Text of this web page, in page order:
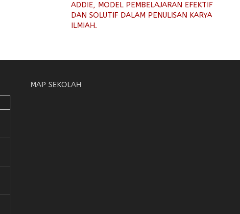
ADDIE, MODEL PEMBELAJARAN EFEKTIF
DAN SOLUTIF DALAM PENULISAN KARYA
ILMIAH.
MAP SEKOLAH